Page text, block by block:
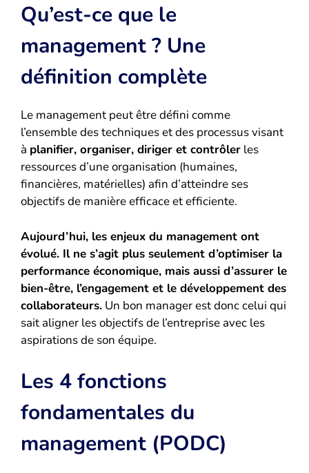
Qu’est-ce que le
management ? Une
définition complète
Le management peut être défini comme
l’ensemble des techniques et des processus visant
à planifier, organiser, diriger et contrôler les
ressources d’une organisation (humaines,
financières, matérielles) afin d’atteindre ses
objectifs de manière efficace et efficiente.
Aujourd’hui, les enjeux du management ont
évolué. Il ne s’agit plus seulement d’optimiser la
performance économique, mais aussi d’assurer le
bien-être, l’engagement et le développement des
collaborateurs. Un bon manager est donc celui qui
sait aligner les objectifs de l’entreprise avec les
aspirations de son équipe.
Les 4 fonctions
fondamentales du
management (PODC)